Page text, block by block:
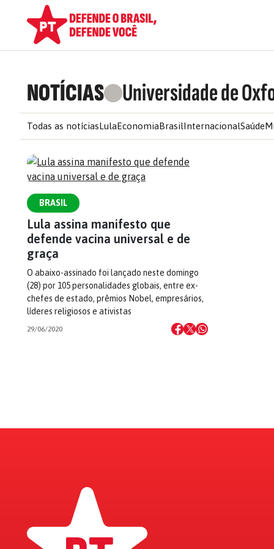
NOTÍCIAS Universidade de
Todas as notíciasLulaEconomiaBrasilInternacionalSaúde
BRASIL
Lula assina manifesto que
defende vacina universal e de
graça
O abaixo-assinado foi lançado neste domingo
(28) por 105 personalidades globais, entre ex-
chefes de estado, prêmios Nobel, empresários,
líderes religiosos e ativistas
29/06/2020